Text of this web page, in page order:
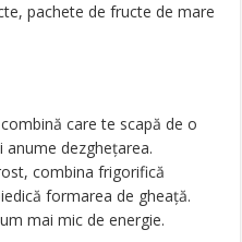
pachete de fructe de mare
care te scapă de o
dezghețarea.
combina frigorifică
formarea de gheață.
mai mic de energie.